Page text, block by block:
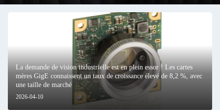
2026-04-10
La demande de vision industrielle est en plein essor ! Les cartes
mères GigE connaissent un taux de croissance élevé de 8,2 %, avec
une taille de marché